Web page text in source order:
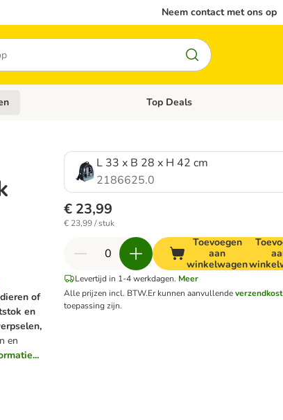
Neem contact met ons op
Katten Open categoriemenu: Overige
Top Deals
of
en
en
L 33 x B 28 x H 42 cm
2186625.0
€ 23,99
€ 23,99 / stuk
Toevoegen
aan
winkelwagen
Levertijd in 1-4 werkdagen. Meer
Alle prijzen incl. BTW.Er kunnen aanvullende
toepassing zijn.